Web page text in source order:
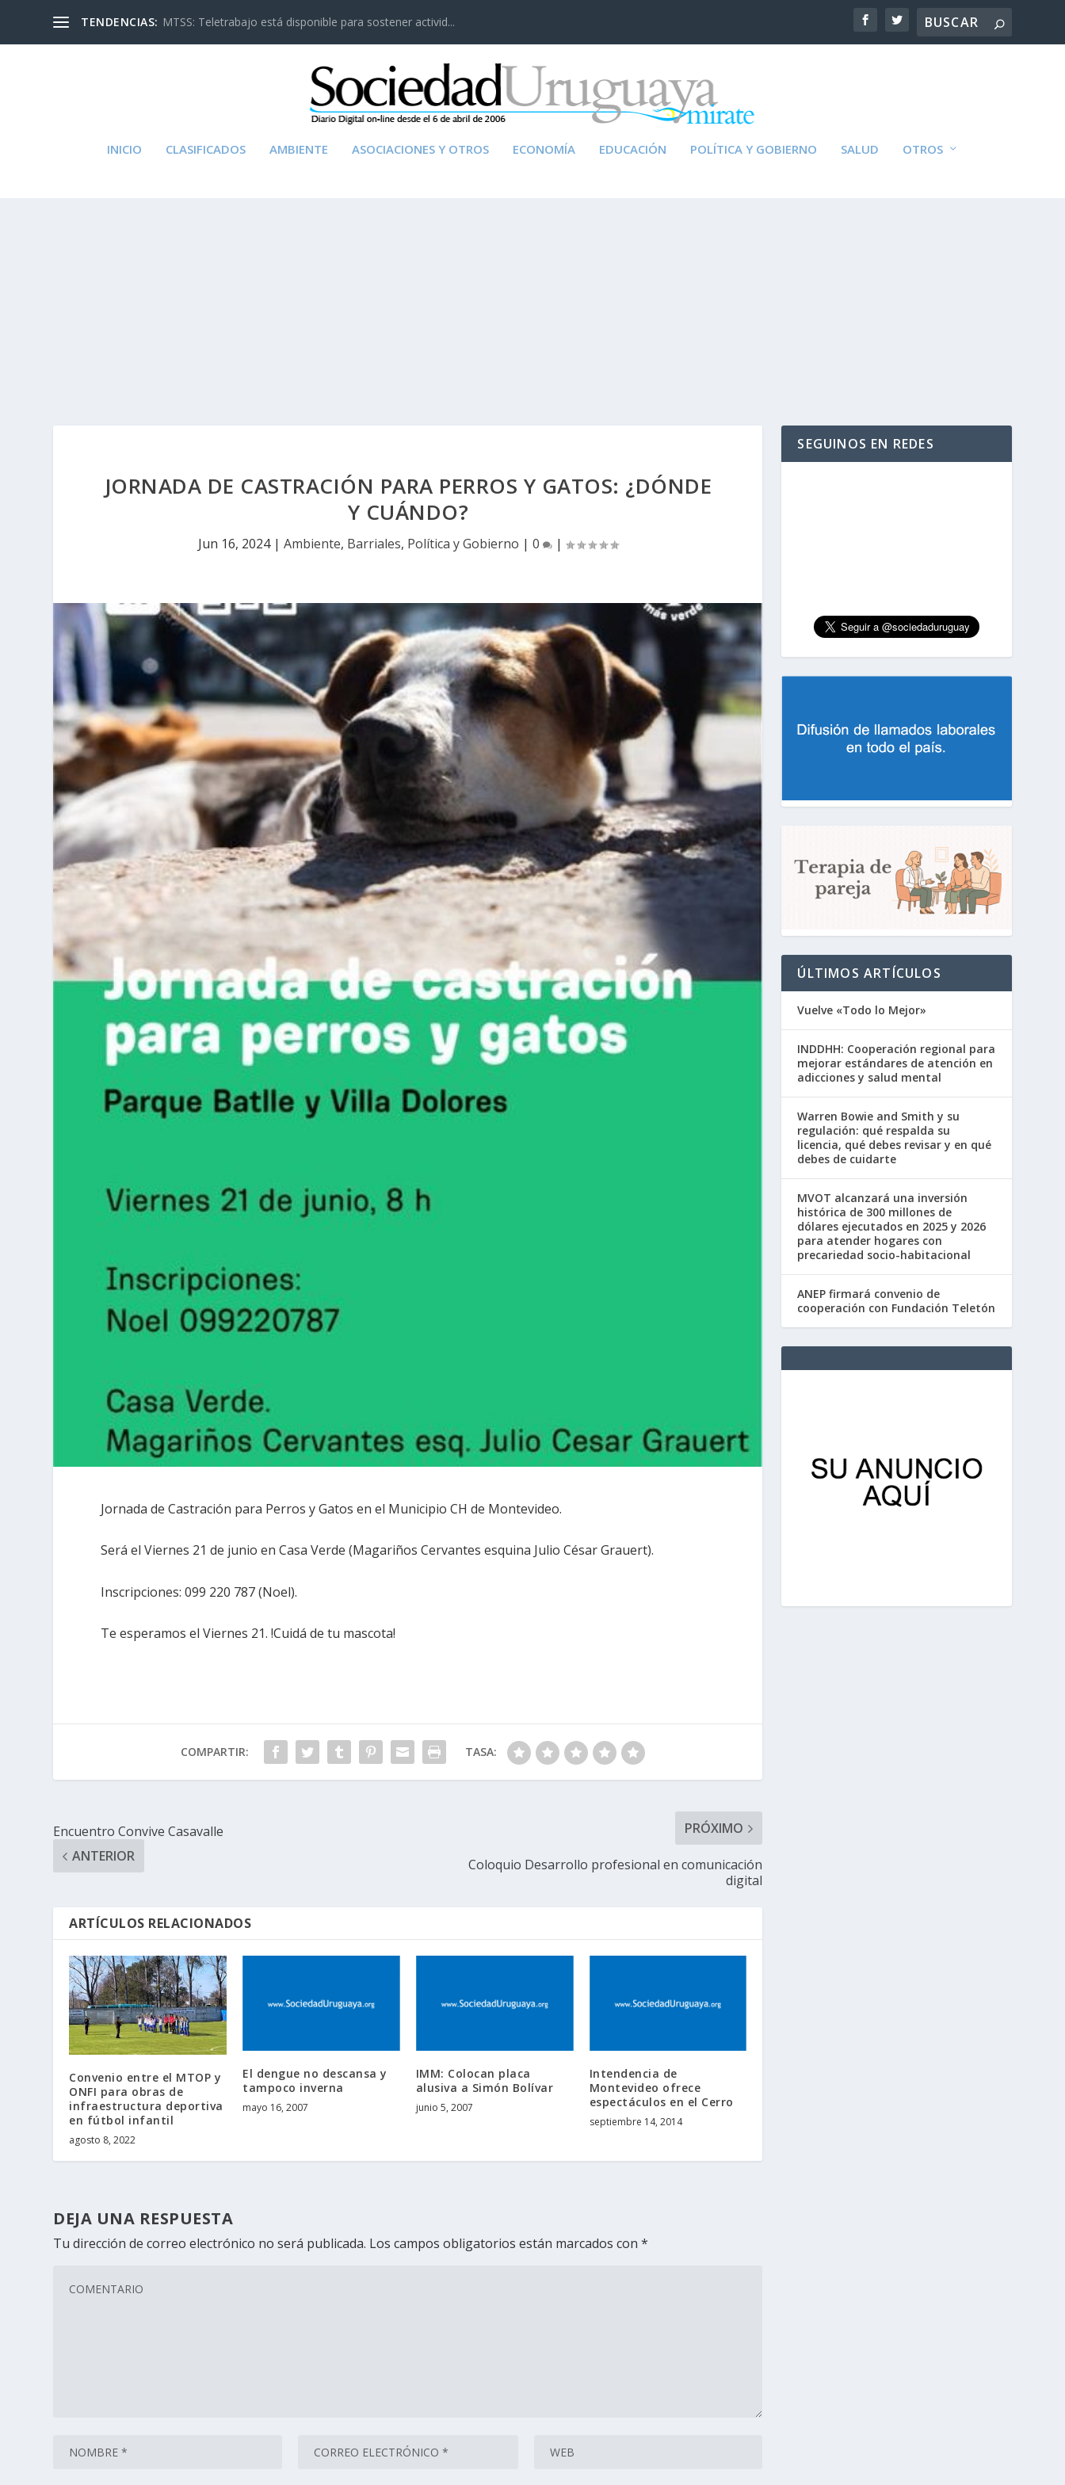
TENDENCIAS: MTSS: Teletrabajo está disponible para sostener activid...
INICIO CLASIFICADOS AMBIENTE ASOCIACIONES Y OTROS ECONOMÍA EDUCACIÓN POLÍTICA Y GOBIERNO SALUD OTROS
JORNADA DE CASTRACIÓN PARA PERROS Y GATOS: ¿DÓNDE
Y CUÁNDO?
Jun 16, 2024| Ambiente, Barriales, Política y Gobierno | 0 |
Jornada de Castración para Perros y Gatos en el Municipio CH de Montevideo.
Será el Viernes 21 de junio en Casa Verde (Magariños Cervantes esquina Julio César Grauert).
Inscripciones: 099 220 787 (Noel).
Te esperamos el Viernes 21. !Cuidá de tu mascota!
COMPARTIR: TASA:
Encuentro Convive Casavalle
ANTERIOR
PRÓXIMO
Coloquio Desarrollo profesional en comunicación
digital
ARTÍCULOS RELACIONADOS
Convenio entre el MTOP y
ONFI para obras de
infraestructura deportiva
en fútbol infantil
agosto 8, 2022
El dengue no descansa y
tampoco inverna
mayo 16, 2007
IMM: Colocan placa
alusiva a Simón Bolívar
junio 5, 2007
Intendencia de
Montevideo ofrece
espectáculos en el Cerro
septiembre 14, 2014
DEJA UNA RESPUESTA
Tu dirección de correo electrónico no será publicada. Los campos obligatorios están marcados con*
SEGUINOS EN REDES
ÚLTIMOS ARTÍCULOS
Vuelve «Todo lo Mejor»
INDDHH: Cooperación regional para
mejorar estándares de atención en
adicciones y salud mental
Warren Bowie and Smith y su
regulación: qué respalda su
licencia, qué debes revisar y en qué
debes de cuidarte
MVOT alcanzará una inversión
histórica de 300 millones de
dólares ejecutados en 2025 y 2026
para atender hogares con
precariedad socio-habitacional
ANEP firmará convenio de
cooperación con Fundación Teletón